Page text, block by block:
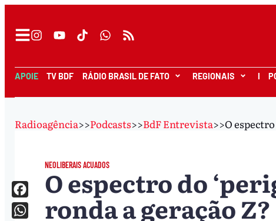
APOIE TV BDF RÁDIO BRASIL DE FATO REGIONAIS I
Radioagência>>Podcasts>>BdF Entrevista>>O
NEOLIBERAIS ACUADOS
O espectro do
ronda a geração
Facebook